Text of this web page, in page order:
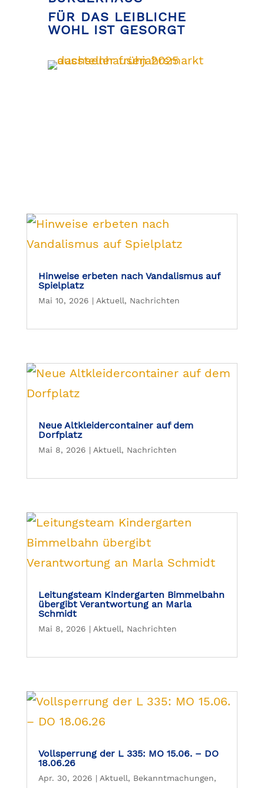
FÜR DAS LEIBLICHE
WOHL IST GESORGT
Hinweise erbeten nach Vandalismus auf
Spielplatz
Mai 10, 2026 | Aktuell, Nachrichten
Neue Altkleidercontainer auf dem
Dorfplatz
Mai 8, 2026 | Aktuell, Nachrichten
Leitungsteam Kindergarten Bimmelbahn
übergibt Verantwortung an Marla
Schmidt
Mai 8, 2026 | Aktuell, Nachrichten
Vollsperrung der L 335: MO 15.06. – DO
18.06.26
Apr. 30, 2026 | Aktuell, Bekanntmachungen,